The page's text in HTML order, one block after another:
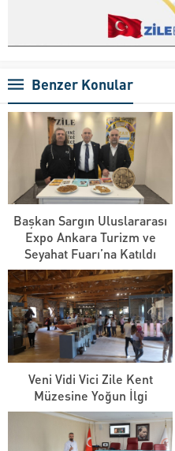
Benzer Konular
Başkan Sargın Uluslararası
Expo Ankara Turizm ve
Seyahat Fuarı’na Katıldı
Veni Vidi Vici Zile Kent
Müzesine Yoğun İlgi